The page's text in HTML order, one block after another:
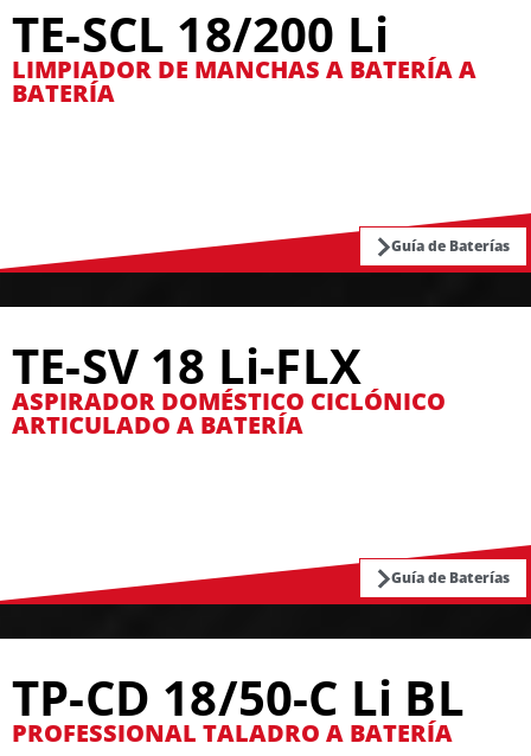
TE-SCL 18/200 Li
LIMPIADOR DE MANCHAS A BATERÍA A
BATERÍA
Guía de Baterías
TE-SV 18 Li-FLX
ASPIRADOR DOMÉSTICO CICLÓNICO
ARTICULADO A BATERÍA
Guía de Baterías
TP-CD 18/50-C Li BL
PROFESSIONAL TALADRO A BATERÍA